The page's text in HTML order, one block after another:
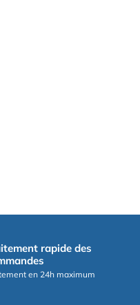
rapide des
en 24h maximum